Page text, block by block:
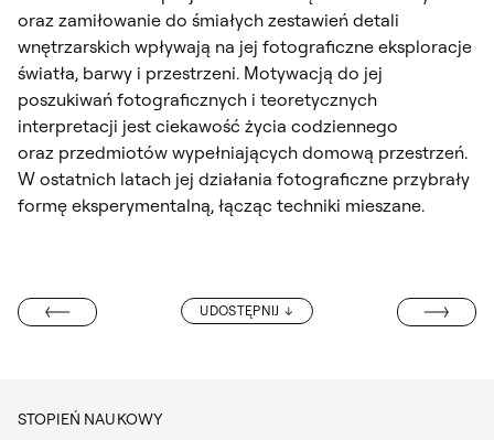
oraz zamiłowanie do śmiałych zestawień detali
wnętrzarskich wpływają na jej fotograficzne eksploracje
światła, barwy i przestrzeni. Motywacją do jej
poszukiwań fotograficznych i teoretycznych
interpretacji jest ciekawość życia codziennego
oraz przedmiotów wypełniających domową przestrzeń.
W ostatnich latach jej działania fotograficzne przybrały
formę eksperymentalną, łącząc techniki mieszane.
UDOSTĘPNIJ
MAJEWSKA
HELENA
STOPIEŃ NAUKOWY